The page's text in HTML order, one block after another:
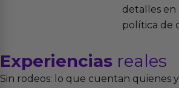
detalles en
política de
Experiencias reales
Sin rodeos: lo que cuentan quienes